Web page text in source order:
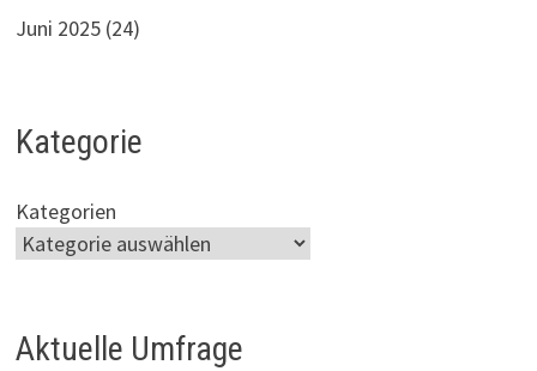
Juni 2025 (24)
Kategorie
Kategorien
Aktuelle Umfrage